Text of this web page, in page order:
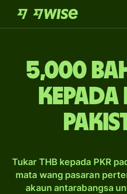
5,000
kepada
Tukar THB kepada PKR
mata wang pasaran
akaun antarabangsa